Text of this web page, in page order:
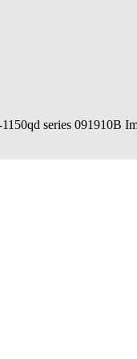
series 091910B